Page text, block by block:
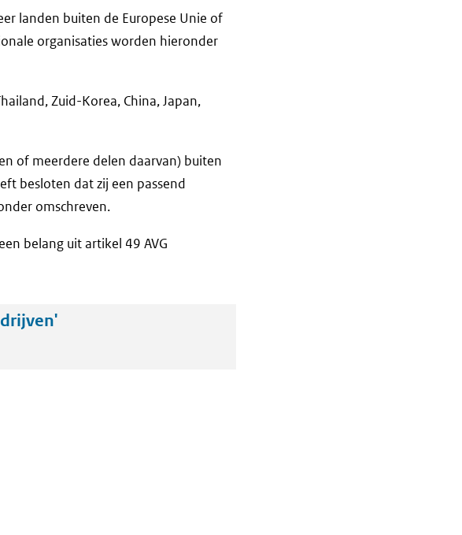
landen buiten de Europese Unie of
organisaties worden hieronder
Zuid-Korea, China, Japan,
of meerdere delen daarvan) buiten
besloten dat zij een passend
omschreven.
belang uit artikel 49 AVG